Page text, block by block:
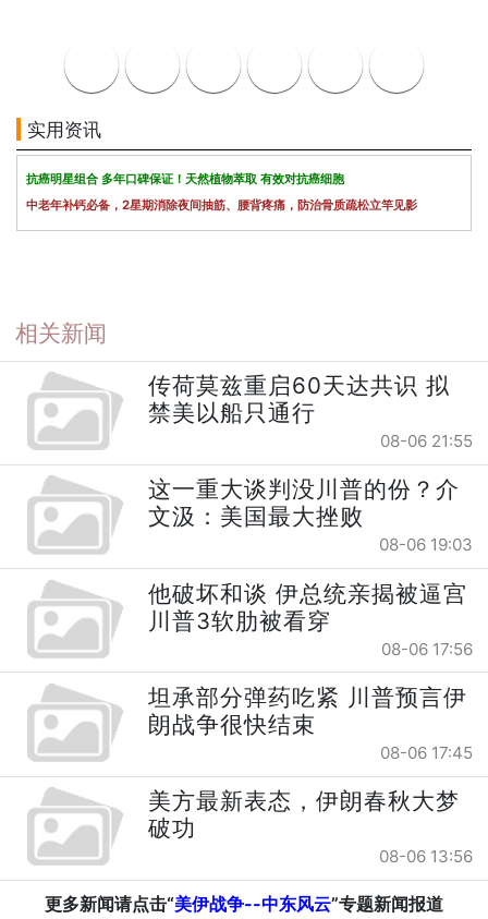
实用资讯
抗癌明星组合 多年口碑保证！天然植物萃取 有效对抗癌细胞
中老年补钙必备，2星期消除夜间抽筋、腰背疼痛，防治骨质疏松立竿见影
相关新闻
传荷莫兹重启60天达共识 拟
禁美以船只通行
08-06 21:55
这一重大谈判没川普的份？介
文汲：美国最大挫败
08-06 19:03
他破坏和谈 伊总统亲揭被逼宫
川普3软肋被看穿
08-06 17:56
坦承部分弹药吃紧 川普预言伊
朗战争很快结束
08-06 17:45
美方最新表态，伊朗春秋大梦
破功
08-06 13:56
更多新闻请点击“美伊战争--中东风云”专题新闻报道